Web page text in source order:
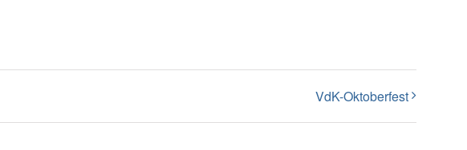
VdK-Oktoberfest